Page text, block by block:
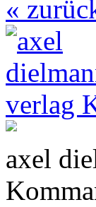
«
axel